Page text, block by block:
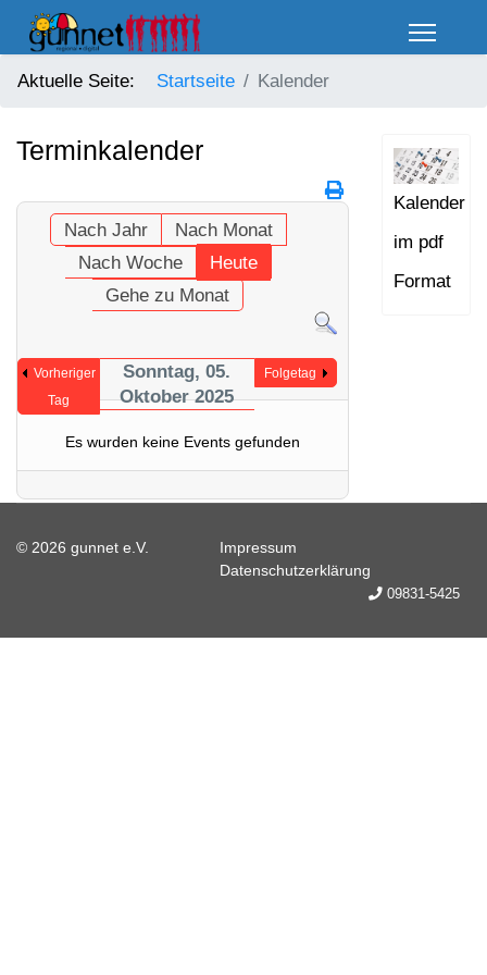
Aktuelle Seite: Startseite Kalender
Terminkalender
Nach Jahr
Nach Monat
Nach Woche
Heute
Gehe zu Monat
Vorheriger
Tag
Sonntag, 05.
Oktober 2025
Folgetag
Es wurden keine Events gefunden
Kalender
im pdf
Format
© 2026 gunnet e.V.
Impressum
Datenschutzerklärung
09831-5425